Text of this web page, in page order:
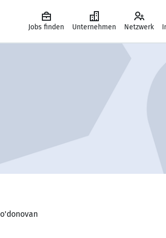
Jobs finden Unternehmen Netzwerk